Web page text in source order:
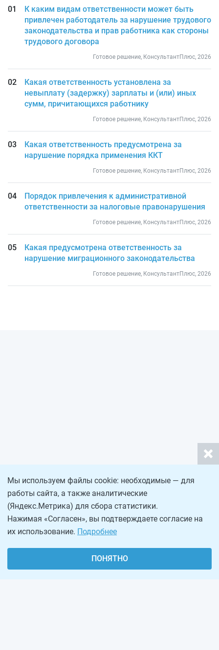
К каким видам ответственности может быть
привлечен работодатель за нарушение трудового
законодательства и прав работника как стороны
трудового договора
Готовое решение, КонсультантПлюс, 2026
Какая ответственность установлена за
невыплату (задержку) зарплаты и (или) иных
сумм, причитающихся работнику
Готовое решение, КонсультантПлюс, 2026
Какая ответственность предусмотрена за
нарушение порядка применения ККТ
Готовое решение, КонсультантПлюс, 2026
Порядок привлечения к административной
ответственности за налоговые правонарушения
Готовое решение, КонсультантПлюс, 2026
Какая предусмотрена ответственность за
нарушение миграционного законодательства
Готовое решение, КонсультантПлюс, 2026
Мы используем файлы cookie: необходимые — для
работы сайта, а также аналитические
(Яндекс.Метрика) для сбора статистики.
Нажимая «Согласен», вы подтверждаете согласие на
их использование. Подробнее
ПОНЯТНО